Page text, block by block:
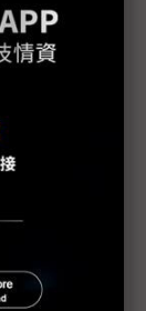
隱憂恐已
SK海力士
、NAND